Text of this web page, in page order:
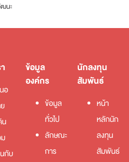
นะ
อ
กับ
ข้อมูล
องค์กร
ข้อมูล
ทั่วไป
ลักษณะ
การ
นักลงทุน
สัมพันธ์
หน้า
หลักนัก
ลงทุน
สัมพันธ์